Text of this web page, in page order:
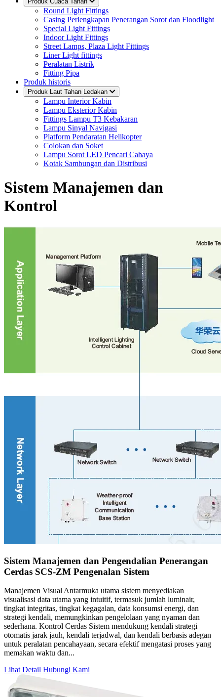
Round Light Fittings
Casing Perlengkapan Penerangan Sorot dan Floodlight
Special Light Fittings
Indoor Light Fittings
Street Lamps, Plaza Light Fittings
Liner Light fittings
Peralatan Listrik
Fitting Pipa
Produk historis
Produk Laut Tahan Ledakan
Lampu Interior Kabin
Lampu Eksterior Kabin
Fittings Lampu T3 Kebakaran
Lampu Sinyal Navigasi
Platform Pendaratan Helikopter
Colokan dan Soket
Lampu Sorot LED Pencari Cahaya
Kotak Sambungan dan Distribusi
Sistem Manajemen dan
Kontrol
Sistem Manajemen dan Pengendalian Penerangan
Cerdas SCS-ZM Pengenalan Sistem
Manajemen Visual Antarmuka utama sistem menyediakan
visualisasi data utama yang intuitif, termasuk jumlah luminair,
tingkat integritas, tingkat kegagalan, data konsumsi energi, dan
strategi kendali, memungkinkan pengelolaan yang nyaman dan
sederhana. Kontrol Cerdas Sistem mendukung kendali strategi
otomatis jarak jauh, kendali terjadwal, dan kendali berbasis adegan
untuk peralatan pencahayaan, secara efektif mengatasi proses yang
memakan waktu dan...
Lihat Detail Hubungi Kami